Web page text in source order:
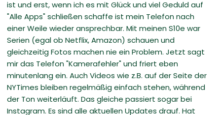
ist und erst, wenn ich es mit Glück und viel Geduld auf
"Alle Apps" schließen schaffe ist mein Telefon nach
einer Weile wieder ansprechbar. Mit meinen S10e war
Serien (egal ob Netflix, Amazon) schauen und
gleichzeitig Fotos machen nie ein Problem. Jetzt sagt
mir das Telefon "Kamerafehler" und friert eben
minutenlang ein. Auch Videos wie z.B. auf der Seite der
NYTimes bleiben regelmäßig einfach stehen, während
der Ton weiterläuft. Das gleiche passiert sogar bei
Instagram. Es sind alle aktuellen Updates drauf. Hat